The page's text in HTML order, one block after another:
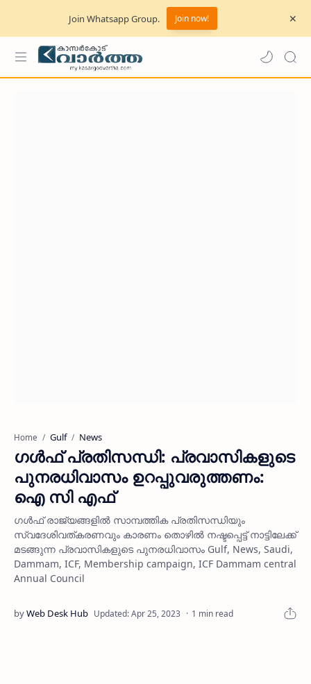
Join Whatsapp Group. Join now!
Home Gulf News
ഗള്‍ഫ് പ്രതിസന്ധി: പ്രവാസികളുടെ
പുനരധിവാസം ഉറപ്പുവരുത്തണം:
ഐ സി എഫ്
ഗള്‍ഫ് രാജ്യങ്ങളില്‍ സാമ്പത്തിക പ്രതിസന്ധിയും
സ്വദേശിവത്കരണവും കാരണം തൊഴില്‍ നഷ്ടപ്പെട്ട് നാട്ടിലേക്ക്
മടങ്ങുന്ന പ്രവാസികളുടെ പുനരധിവാസം Gulf, News, Saudi,
Dammam, ICF, Membership campaign, ICF Dammam central
Annual Council
1 min read